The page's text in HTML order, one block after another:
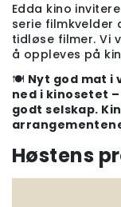
Edda kino
serie filmkvelder
tidløse filmer. Vi
å oppleves på
🍽️ Nyt god mat i
ned i kinosetet
godt selskap.
Høstens